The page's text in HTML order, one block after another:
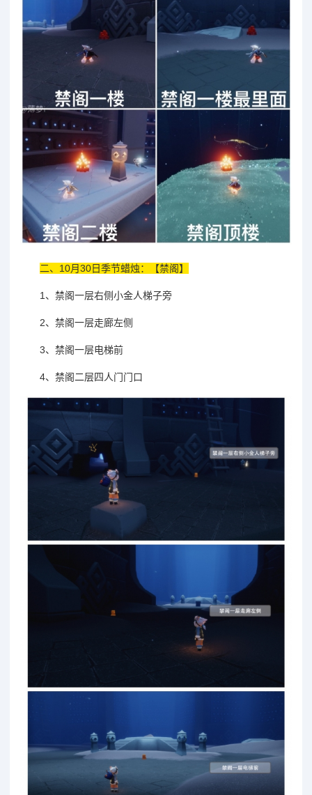
二、10月30日季节蜡烛：【禁阁】
1、禁阁一层右侧小金人梯子旁
2、禁阁一层走廊左侧
3、禁阁一层电梯前
4、禁阁二层四人门门口